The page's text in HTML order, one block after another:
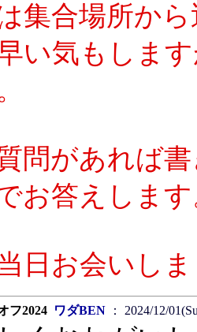
集合場所か
い気もしま
問があれば
お答えしま
日お会いし
フ2024 ワダBEN ： 2024/12/